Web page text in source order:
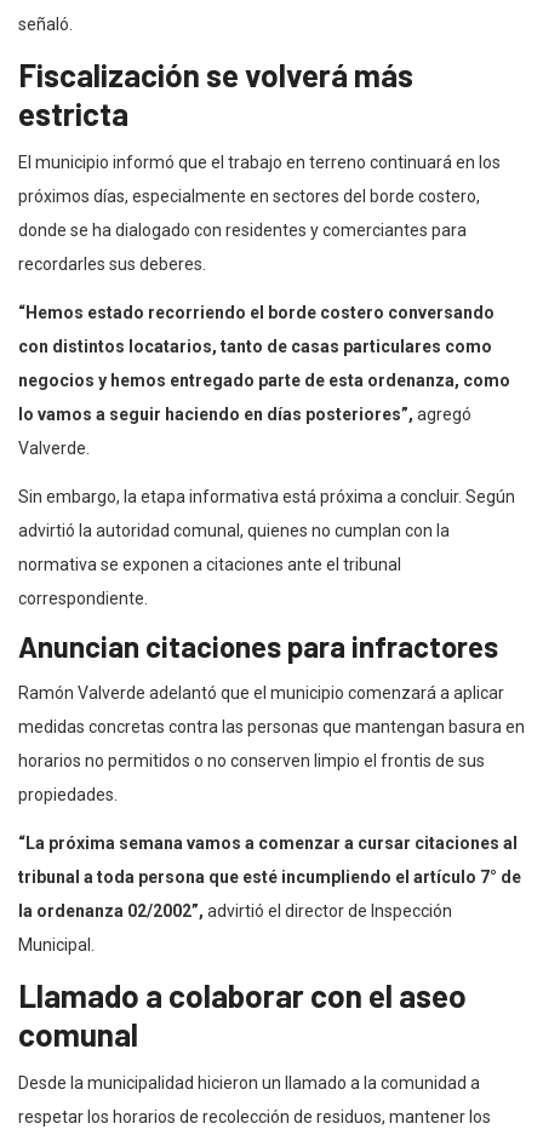
señaló.
Fiscalización se volverá más
estricta
El municipio informó que el trabajo en terreno continuará en los
próximos días, especialmente en sectores del borde costero,
donde se ha dialogado con residentes y comerciantes para
recordarles sus deberes.
“Hemos estado recorriendo el borde costero conversando
con distintos locatarios, tanto de casas particulares como
negocios y hemos entregado parte de esta ordenanza, como
lo vamos a seguir haciendo en días posteriores”, agregó
Valverde.
Sin embargo, la etapa informativa está próxima a concluir. Según
advirtió la autoridad comunal, quienes no cumplan con la
normativa se exponen a citaciones ante el tribunal
correspondiente.
Anuncian citaciones para infractores
Ramón Valverde adelantó que el municipio comenzará a aplicar
medidas concretas contra las personas que mantengan basura en
horarios no permitidos o no conserven limpio el frontis de sus
propiedades.
“La próxima semana vamos a comenzar a cursar citaciones al
tribunal a toda persona que esté incumpliendo el artículo 7° de
la ordenanza 02/2002”, advirtió el director de Inspección
Municipal.
Llamado a colaborar con el aseo
comunal
Desde la municipalidad hicieron un llamado a la comunidad a
respetar los horarios de recolección de residuos, mantener los